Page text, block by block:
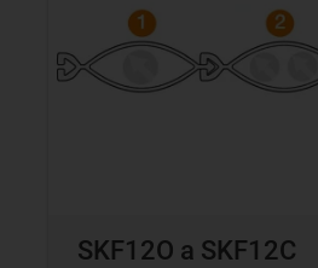
SKF12O a SKF12C